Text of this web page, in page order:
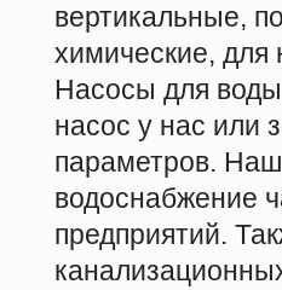
вертикальные,
химические, для
Насосы для
насос у нас или
параметров. Наш
водоснабжение
предприятий.